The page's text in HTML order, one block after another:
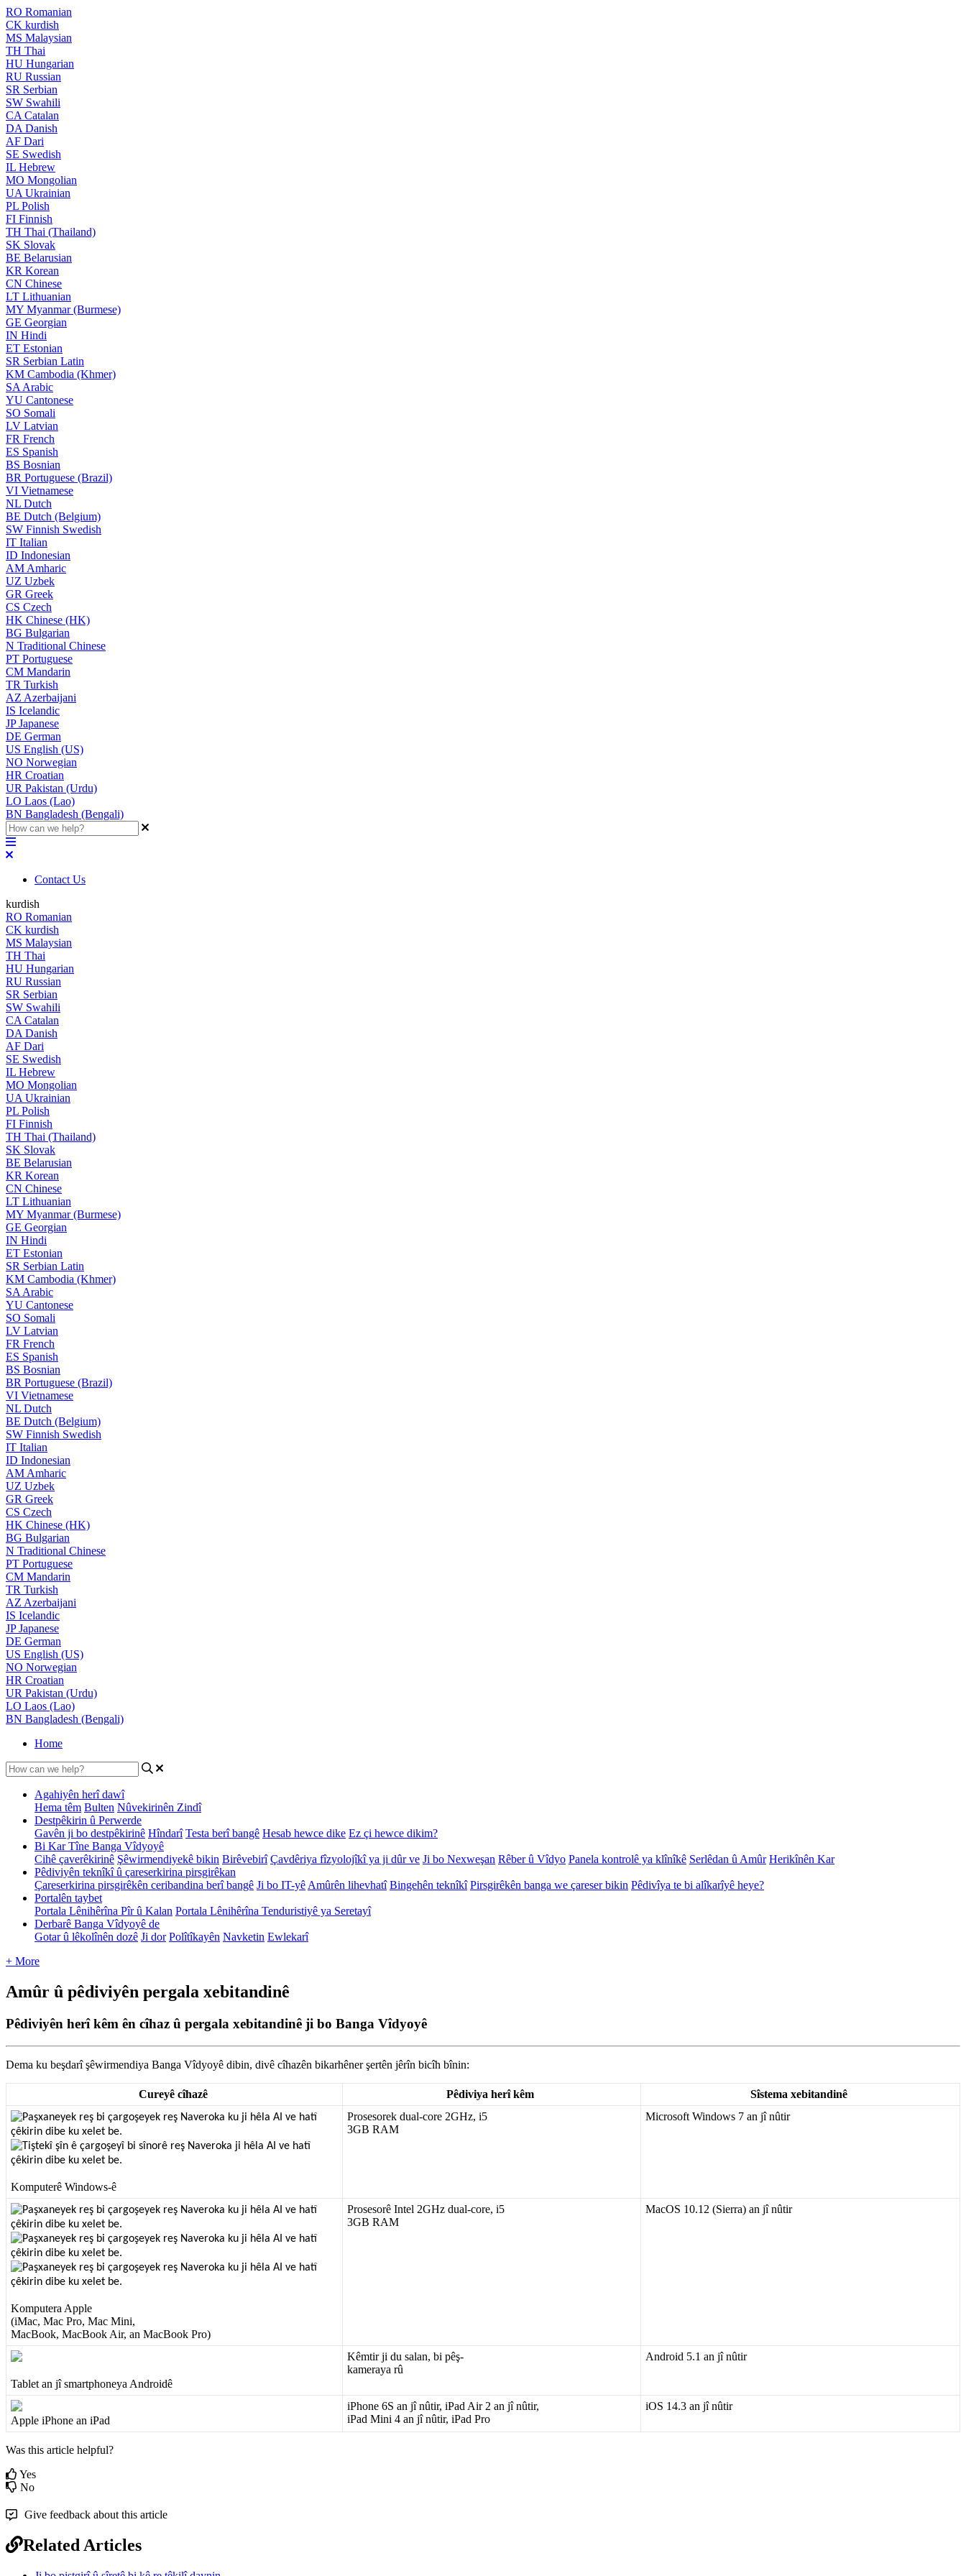
RO Romanian
CK kurdish
MS Malaysian
TH Thai
HU Hungarian
RU Russian
SR Serbian
SW Swahili
CA Catalan
DA Danish
AF Dari
SE Swedish
IL Hebrew
MO Mongolian
UA Ukrainian
PL Polish
FI Finnish
TH Thai (Thailand)
SK Slovak
BE Belarusian
KR Korean
CN Chinese
LT Lithuanian
MY Myanmar (Burmese)
GE Georgian
IN Hindi
ET Estonian
SR Serbian Latin
KM Cambodia (Khmer)
SA Arabic
YU Cantonese
SO Somali
LV Latvian
FR French
ES Spanish
BS Bosnian
BR Portuguese (Brazil)
VI Vietnamese
NL Dutch
BE Dutch (Belgium)
SW Finnish Swedish
IT Italian
ID Indonesian
AM Amharic
UZ Uzbek
GR Greek
CS Czech
HK Chinese (HK)
BG Bulgarian
N Traditional Chinese
PT Portuguese
CM Mandarin
TR Turkish
AZ Azerbaijani
IS Icelandic
JPJapanese
DE German
US English (US)
NO Norwegian
HR Croatian
UR Pakistan (Urdu)
LO Laos (Lao)
BN Bangladesh (Bengali)
Contact Us
kurdish
RO Romanian
CK kurdish
MS Malaysian
TH Thai
HU Hungarian
RU Russian
SR Serbian
SW Swahili
CA Catalan
DA Danish
AF Dari
SE Swedish
IL Hebrew
MO Mongolian
UA Ukrainian
PL Polish
FI Finnish
TH Thai (Thailand)
SK Slovak
BE Belarusian
KR Korean
CN Chinese
LT Lithuanian
MY Myanmar (Burmese)
GE Georgian
IN Hindi
ET Estonian
SR Serbian Latin
KM Cambodia (Khmer)
SA Arabic
YU Cantonese
SO Somali
LV Latvian
FR French
ES Spanish
BS Bosnian
BR Portuguese (Brazil)
VI Vietnamese
NL Dutch
BE Dutch (Belgium)
SW Finnish Swedish
IT Italian
ID Indonesian
AM Amharic
UZ Uzbek
GR Greek
CS Czech
HK Chinese (HK)
BG Bulgarian
N Traditional Chinese
PT Portuguese
CM Mandarin
TR Turkish
AZ Azerbaijani
IS Icelandic
JPJapanese
DE German
US English (US)
NO Norwegian
HR Croatian
UR Pakistan (Urdu)
LO Laos (Lao)
BN Bangladesh (Bengali)
Home
Agahiyên herî dawî
Hema têm Bulten Nûvekirinên Zindî
Destpêkirin û Perwerde
Gavên ji bo destpêkirinê Hîndarî Testa berî bangê Hesab hewce dike Ez çi hewce dikim?
Bi Kar Tîne Banga Vîdyoyê
Cihê çaverêkirinê Şêwirmendiyekê bikin Birêvebirî Çavdêriya fîzyolojîkî ya ji dûr ve Ji bo Nexweşan Rêber û Vîdyo Panela kontrolê ya klînîkê Serlêdan û Amûr Herikînên Kar
Pêdiviyên teknîkî û çareserkirina pirsgirêkan
Çareserkirina pirsgirêkên ceribandina berî bangê Ji bo IT-yê Amûrên lihevhatî Bingehên teknîkî Pirsgirêkên banga we çareser bikin Pêdivîya te bi alîkarîyê heye?
Portalên taybet
Portala Lênihêrîna Pîr û Kalan Portala Lênihêrîna Tenduristiyê ya Seretayî
Derbarê Banga Vîdyoyê de
Gotar û lêkolînên dozê Ji dor Polîtîkayên Navketin Ewlekarî
+ More
Amûr û pêdiviyên pergala xebitandinê
Pêdiviyên herî kêm ên cîhaz û pergala xebitandinê ji bo Banga Vîdyoyê
Dema ku beşdarî şêwirmendiya Banga Vîdyoyê dibin, divê cîhazên bikarhêner şertên jêrîn bicîh bînin:
Cureyê cîhazê Pêdiviya herî kêm Sîstema xebitandinê
Komputerê Windows-ê
Prosesorek dual-core 2GHz, i5
3GB RAM
Microsoft Windows 7 an jî nûtir
Komputera Apple
(iMac, Mac Pro, Mac Mini,
MacBook, MacBook Air, an MacBook Pro)
Prosesorê Intel 2GHz dual-core, i5
3GB RAM
MacOS 10.12 (Sierra) an jî nûtir
Tablet an jî smartphoneya Androidê
Kêmtir ji du salan, bi pêş-
kameraya rû
Android 5.1 an jî nûtir
Apple iPhone an iPad
iPhone 6S an jî nûtir, iPad Air 2 an jî nûtir,
iPad Mini 4 an jî nûtir, iPad Pro
iOS 14.3 an jî nûtir
Was this article helpful?
Yes
No
Give feedback about this article
Related Articles